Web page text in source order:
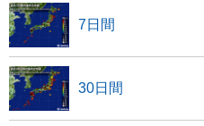
7日間
30日間